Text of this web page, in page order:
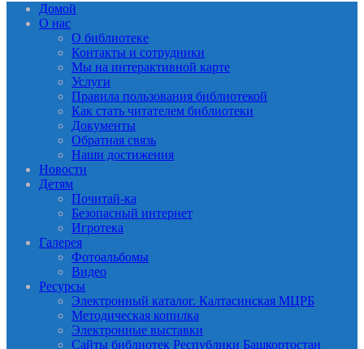
Домой
О нас
О библиотеке
Контакты и сотрудники
Мы на интерактивной карте
Услуги
Правила пользования библиотекой
Как стать читателем библиотеки
Документы
Обратная связь
Наши достижения
Новости
Детям
Почитай-ка
Безопасный интернет
Игротека
Галерея
Фотоальбомы
Видео
Ресурсы
Электронный каталог. Калтасинская МЦРБ
Методическая копилка
Электронные выставки
Сайты библиотек Республики Башкортостан